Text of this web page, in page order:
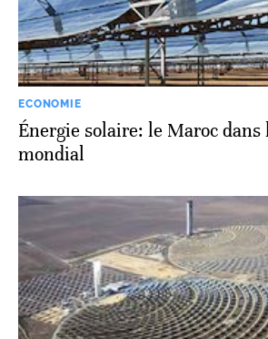
ECONOMIE
Énergie solaire: le Maroc
mondial